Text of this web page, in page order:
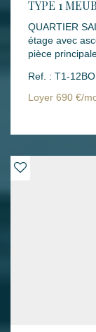
TYPE 1
QUARTIER
étage avec
pièce
690 € dont 37 € de charges
théoriques
(année des
rédaction bail
Ref. : T1-
Loyer 690 €/